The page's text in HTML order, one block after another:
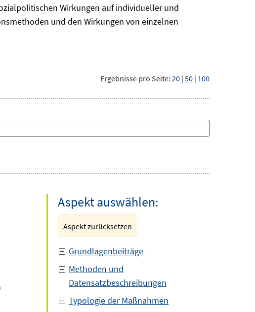
Wirkungen auf individueller und
und den Wirkungen von einzelnen
Ergebnisse pro Seite: 20 | 50 | 100
Aspekt auswählen:
Aspekt zurücksetzen
Grundlagenbeiträge
Methoden und
Datensatzbeschreibungen
Typologie der Maßnahmen